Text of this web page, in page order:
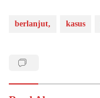
berlanjut, kasus